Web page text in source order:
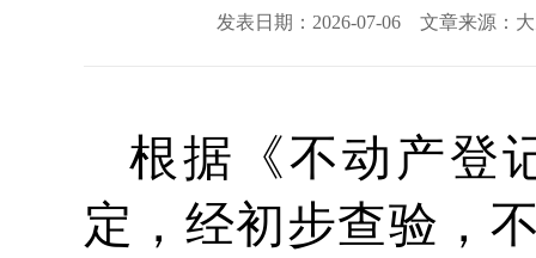
发表日期：2026-07-06 文章来源：
根据《不动产登
定，经初步查验，